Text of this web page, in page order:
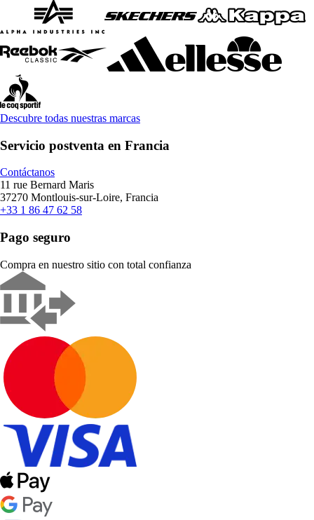
Descubre todas nuestras marcas
Servicio postventa en Francia
Contáctanos
11 rue Bernard Maris
37270 Montlouis-sur-Loire, Francia
+33 1 86 47 62 58
Pago seguro
Compra en nuestro sitio con total confianza